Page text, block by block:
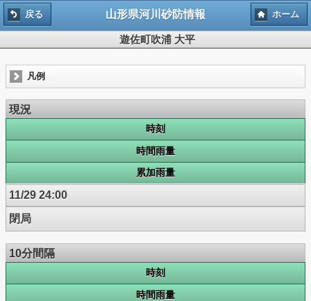
戻る 山形県河川砂防情報 ホーム
遊佐町吹浦 大平
凡例
現況
時刻
時間雨量
累加雨量
11/29 24:00
閉局
10分間隔
時刻
時間雨量